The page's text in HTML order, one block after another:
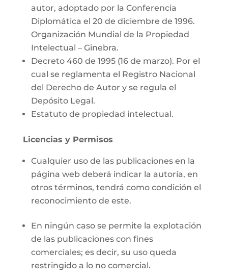
autor, adoptado por la Conferencia
Diplomática el 20 de diciembre de 1996.
Organización Mundial de la Propiedad
Intelectual – Ginebra.
Decreto 460 de 1995 (16 de marzo). Por el
cual se reglamenta el Registro Nacional
del Derecho de Autor y se regula el
Depósito Legal.
Estatuto de propiedad intelectual.
Licencias y Permisos
Cualquier uso de las publicaciones en la
página web deberá indicar la autoría, en
otros términos, tendrá como condición el
reconocimiento de este.
En ningún caso se permite la explotación
de las publicaciones con fines
comerciales; es decir, su uso queda
restringido a lo no comercial.